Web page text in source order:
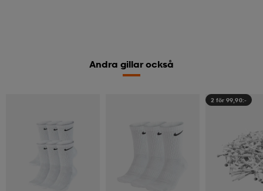
Andra gillar också
2 för 99,90:-